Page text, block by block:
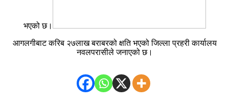
भएको छ।
आगलगीबाट करिब २७लाख बराबरको क्षति भएको जिल्ला प्रहरी कार्यालय
नवलपरासीले जनाएको छ।